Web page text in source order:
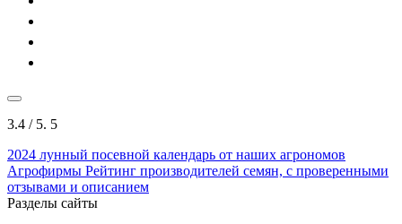
3.4 / 5. 5
2024 лунный посевной календарь от наших агрономов
Агрофирмы Рейтинг производителей семян, с проверенными
отзывами и описанием
Разделы сайты